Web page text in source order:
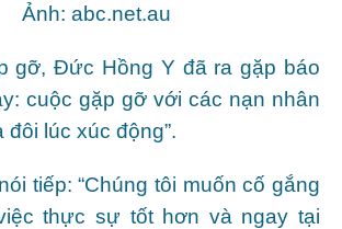
Ảnh: abc.net.au
gỡ, Đức Hồng Y đã ra gặp báo
cuộc gặp gỡ với các nạn nhân
đôi lúc xúc động”.
tiếp: “Chúng tôi muốn cố gắng
thực sự tốt hơn và ngay tại